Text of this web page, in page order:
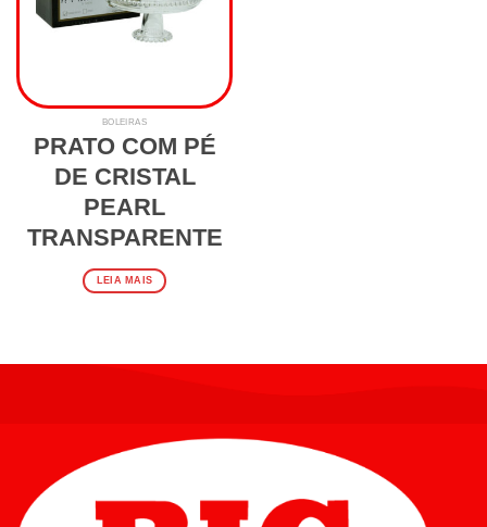
BOLEIRAS
PRATO COM PÉ
DE CRISTAL
PEARL
TRANSPARENTE
LEIA MAIS